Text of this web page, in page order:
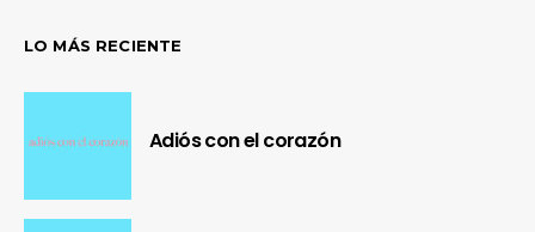
LO MÁS RECIENTE
Adiós con el corazón